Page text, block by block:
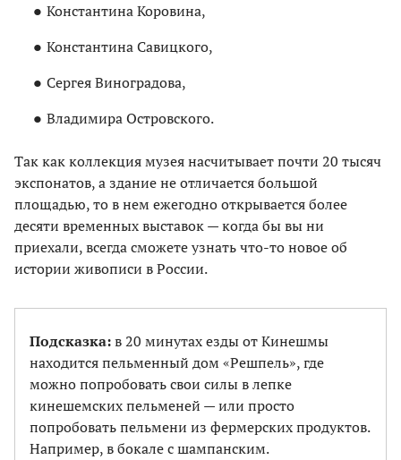
Константина Коровина,
Константина Савицкого,
Сергея Виноградова,
Владимира Островского.
Так как коллекция музея насчитывает почти 20 тысяч
экспонатов, а здание не отличается большой
площадью, то в нем ежегодно открывается более
десяти временных выставок — когда бы вы ни
приехали, всегда сможете узнать что-то новое об
истории живописи в России.
Подсказка:в 20 минутах езды от Кинешмы
находится пельменный дом «Решпель», где
можно попробовать свои силы в лепке
кинешемских пельменей — или просто
попробовать пельмени из фермерских продуктов.
Например, в бокале с шампанским.